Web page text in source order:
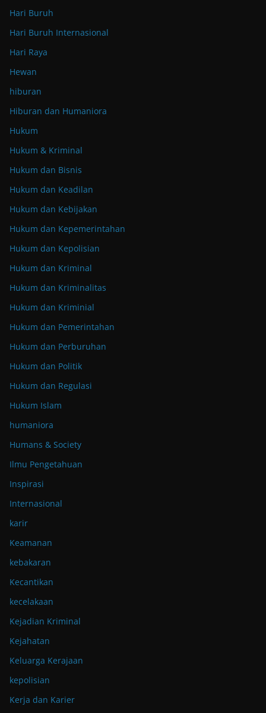
Hari Buruh
Hari Buruh Internasional
Hari Raya
Hewan
hiburan
Hiburan dan Humaniora
Hukum
Hukum & Kriminal
Hukum dan Bisnis
Hukum dan Keadilan
Hukum dan Kebijakan
Hukum dan Kepemerintahan
Hukum dan Kepolisian
Hukum dan Kriminal
Hukum dan Kriminalitas
Hukum dan Kriminial
Hukum dan Pemerintahan
Hukum dan Perburuhan
Hukum dan Politik
Hukum dan Regulasi
Hukum Islam
humaniora
Humans & Society
Ilmu Pengetahuan
Inspirasi
Internasional
karir
Keamanan
kebakaran
Kecantikan
kecelakaan
Kejadian Kriminal
Kejahatan
Keluarga Kerajaan
kepolisian
Kerja dan Karier